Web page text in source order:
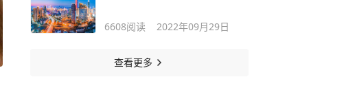
6608阅读 2022年09月29日
查看更多